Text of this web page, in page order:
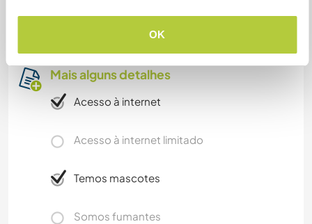
OK
Mais alguns detalhes
Acesso à internet
Acesso à internet limitado
Temos mascotes
Somos fumantes